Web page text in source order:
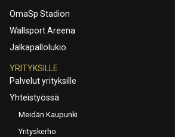
OmaSp Stadion
Wallsport Areena
Jalkapallolukio
YRITYKSILLE
Palvelut yrityksille
Yhteistyössä
Meidän Kaupunki
Yrityskerho